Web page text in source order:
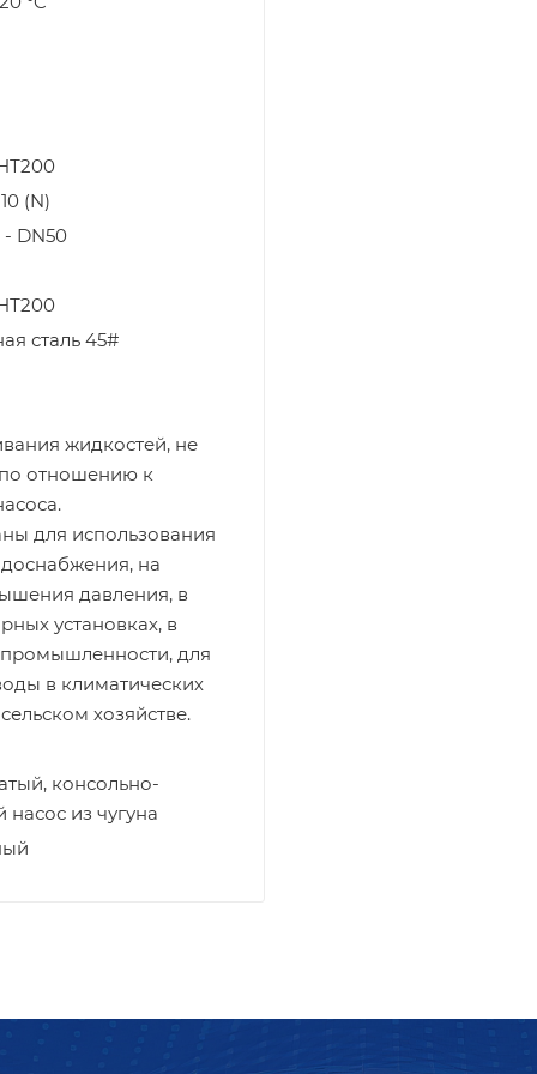
(N)
DN50
сталь 45#
жидкостей, не
отношению к
для использования
на
давления, в
установках, в
для
в климатических
хозяйстве.
консольно-
из чугуна